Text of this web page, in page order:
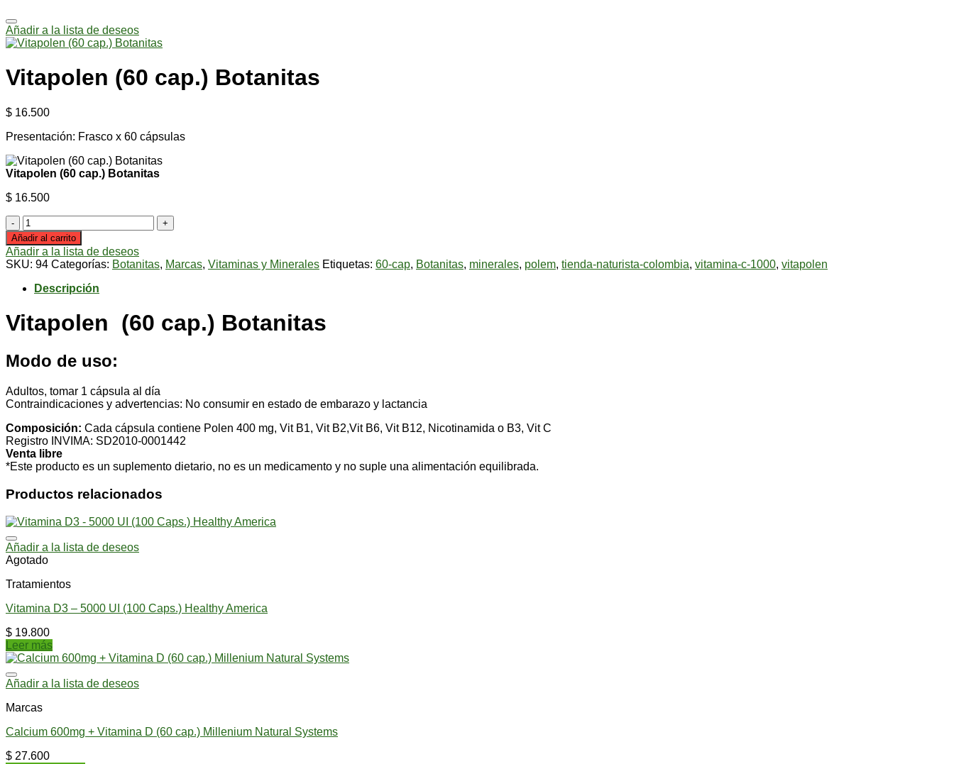
Añadir a la lista de deseos
Vitapolen (60 cap.) Botanitas
$ 16.500
Presentación: Frasco x 60 cápsulas
Vitapolen (60 cap.) Botanitas
$ 16.500
Vitapolen
(60
cap.)
Botanitas
cantidad
Añadir al carrito
Añadir a la lista de deseos
SKU: 94 Categorías: Botanitas, Marcas, Vitaminas y Minerales Etiquetas: 60-cap, Botanitas, minerales, polem, tienda-naturista-colombia, vitamina-c-1000, vitapolen
Descripción
Vitapolen (60 cap.) Botanitas
Modo de uso:
Adultos, tomar 1 cápsula al día
Contraindicaciones y advertencias: No consumir en estado de embarazo y lactancia
Composición: Cada cápsula contiene Polen 400 mg, Vit B1, Vit B2,Vit B6, Vit B12, Nicotinamida o B3, Vit C
Registro INVIMA: SD2010-0001442
Venta libre
*Este producto es un suplemento dietario, no es un medicamento y no suple una alimentación equilibrada.
Productos relacionados
Añadir a la lista de deseos
Agotado
Tratamientos
Vitamina D3 – 5000 UI (100 Caps.) Healthy America
$ 19.800
Leer más
Añadir a la lista de deseos
Marcas
Calcium 600mg + Vitamina D (60 cap.) Millenium Natural Systems
$ 27.600